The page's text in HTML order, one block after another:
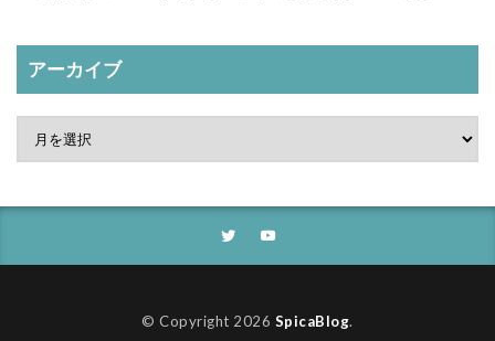
アーカイブ
© Copyright 2026 SpicaBlog.